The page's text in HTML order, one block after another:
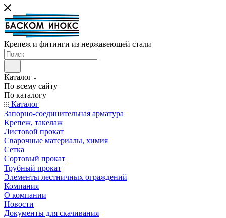
Крепеж и фитинги из нержавеющей стали
Каталог
По всему сайту
По каталогу
Каталог
Запорно-соединительная арматура
Крепеж, такелаж
Листовой прокат
Сварочные материалы, химия
Сетка
Сортовый прокат
Трубный прокат
Элементы лестничных ограждений
Компания
О компании
Новости
Документы для скачивания